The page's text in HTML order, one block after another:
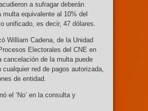
a sufragar deberán
multa equivalente al 10% del
unificado, es decir, 47 dólares.
William Cadena, de la Unidad
Electorales del CNE en
cancelación de la multa puede
cualquier red de pagos autorizada,
de entidad.
el ‘No’ en la consulta y